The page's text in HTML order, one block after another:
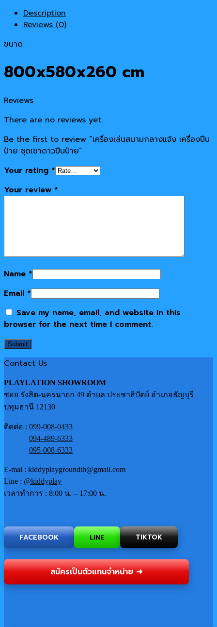
Description
Reviews (0)
ขนาด
800x580x260 cm
Reviews
There are no reviews yet.
Be the first to review “เครื่องเล่นสนามกลางแจ้ง เครื่องปีน
ป่าย ชุดเขาดาวปีนป่าย”
Your rating *
Your review *
Name *
Email *
Save my name, email, and website in this
browser for the next time I comment.
Contact Us
PLAYLATION SHOWROOM
ซอย รังสิต-นครนายก 49 ตำบล ประชาธิปัตย์ อำเภอธัญบุรี
ปทุมธานี 12130
ติดต่อ : 099-008-0433
094-489-6333
095-008-6333
E-mai : kiddyplaygroundth@gmail.com
Line : @kiddyplay
เวลาทำการ : 8:00 น. – 17:00 น.
FACEBOOK LINE TIKTOK
สมัครเป็นตัวแทนจำหน่าย ➜